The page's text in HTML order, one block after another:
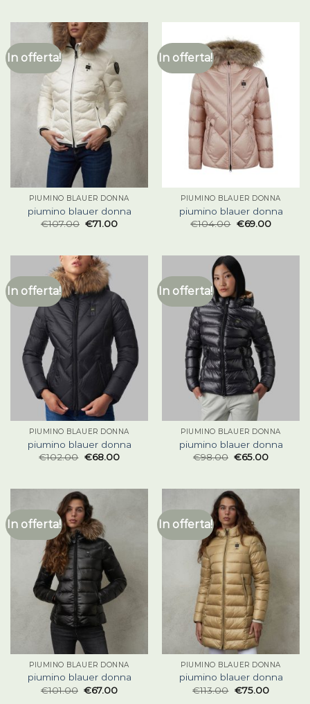
In offerta!
PIUMINO BLAUER DONNA
piumino blauer donna
€107.00 €71.00
In offerta!
PIUMINO BLAUER DONNA
piumino blauer donna
€104.00 €69.00
In offerta!
PIUMINO BLAUER DONNA
piumino blauer donna
€102.00 €68.00
In offerta!
PIUMINO BLAUER DONNA
piumino blauer donna
€98.00 €65.00
In offerta!
PIUMINO BLAUER DONNA
piumino blauer donna
€101.00 €67.00
In offerta!
PIUMINO BLAUER DONNA
piumino blauer donna
€113.00 €75.00